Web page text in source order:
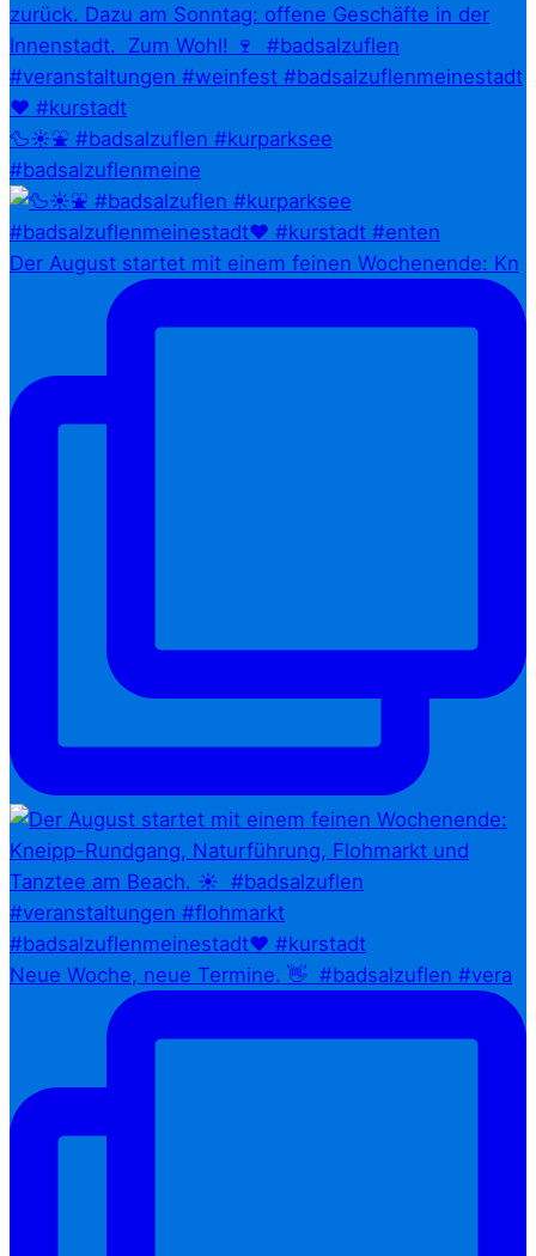
🦆☀️⛲ #badsalzuflen #kurparksee
#badsalzuflenmeine
Der August startet mit einem feinen Wochenende: Kn
Neue Woche, neue Termine. 👋⁠ ⁠ #badsalzuflen #vera